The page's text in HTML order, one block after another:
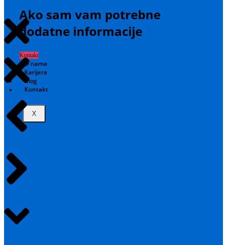
Ako sam vam potrebne
dodatne informacije
Kontakt
O nama
Karijera
Blog
Kontakt
X